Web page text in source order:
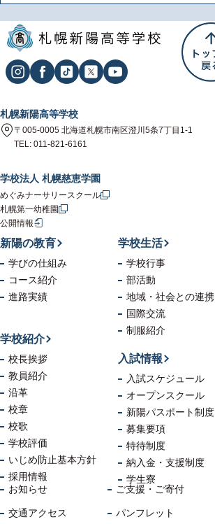
札幌新陽高等学校
〒005-0005 北海道札幌市南区澄川5条7丁目1-1
TEL: 011-821-6161
学校法人 札幌慈恵学園
めぐみナーサリースクール
札幌第一幼稚園
公開情報
新陽の教育
学びの仕組み
コース紹介
進路実績
学校生活
学校行事
部活動
地域・社会との連携
国際交流
制服紹介
学校紹介
校長挨拶
教員紹介
沿革
校章
校歌
学校評価
いじめ防止基本方針
採用情報
入試情報
入試スケジュール
オープンスクール
新陽パスポート制度
募集要項
特待制度
納入金・支援制度
学生寮
お知らせ
交通アクセス
ご支援・ご寄付
パンフレット